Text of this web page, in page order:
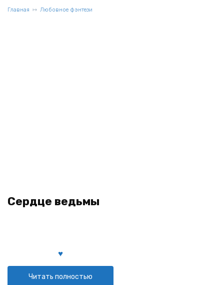
Главная Любовное фэнтези
Сердце ведьмы
Читать полностью